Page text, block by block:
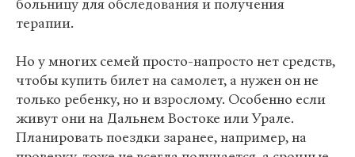
больницу для обследования и получения
терапии.
Но у многих семей просто-напросто нет средств,
чтобы купить билет на самолет, а нужен он не
только ребенку, но и взрослому. Особенно если
живут они на Дальнем Востоке или Урале.
Планировать поездки заранее, например, на